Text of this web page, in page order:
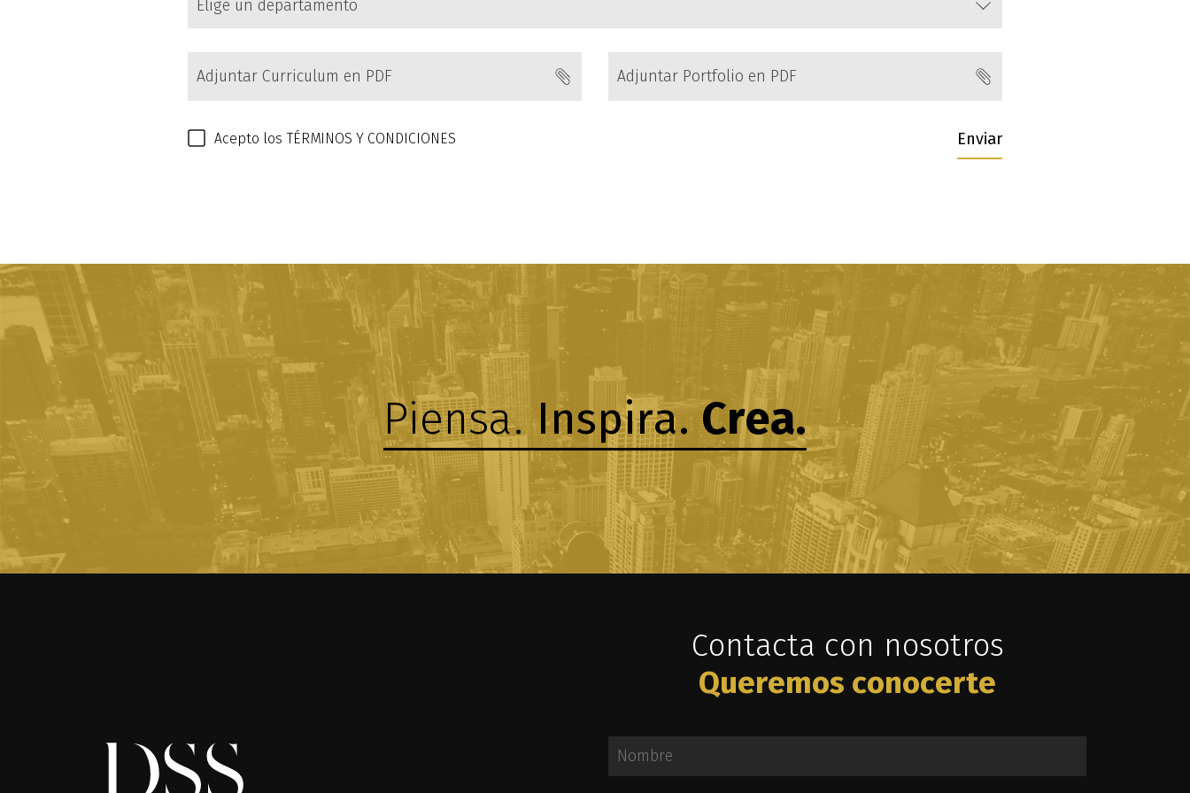
Adjuntar Curriculum en PDF Adjuntar Portfolio en PDF
Acepto los TÉRMINOS Y CONDICIONES Enviar
Piensa.Inspira.Crea.
Contacta con nosotros
Queremos conocerte